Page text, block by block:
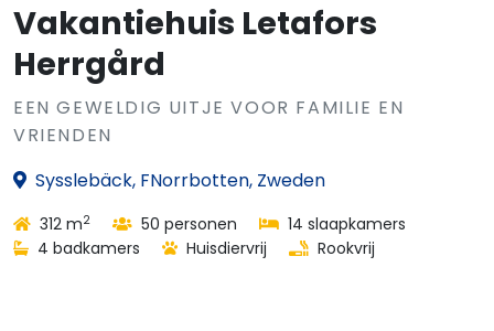
Vakantiehuis Letafors
Herrgård
EEN GEWELDIG UITJE VOOR FAMILIE EN
VRIENDEN
Sysslebäck, FNorrbotten, Zweden
312 m2 50 personen
14 slaapkamers
4 badkamers
Huisdiervrij Rookvrij